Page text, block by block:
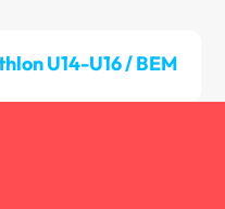
U14-U16 / BEM